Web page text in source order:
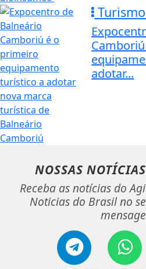
adotar...
NOSSAS NOTÍCIAS
Receba as notícias do
Noticias do Brasil no